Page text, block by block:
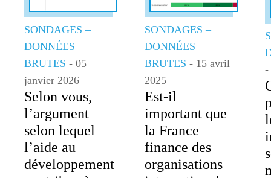
SONDAGES –
DONNÉES
BRUTES - 05
janvier 2026
Selon vous,
l’argument
selon lequel
l’aide au
développement
SONDAGES –
DONNÉES
BRUTES - 15 avril
2025
Est-il
important que
la France
finance des
organisations
-